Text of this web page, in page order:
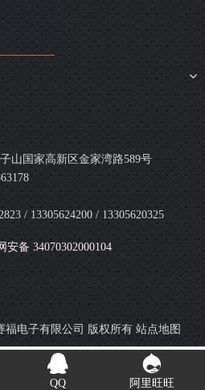
山国家高新区金家湾路589号
/ 13305624200 / 13305620325
安备 34070302000104
福电子有限公司 版权所有 站点地图
QQ 阿里旺旺